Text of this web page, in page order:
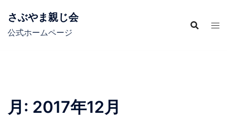
さぶやま親じ会
公式ホームページ
月: 2017年12月